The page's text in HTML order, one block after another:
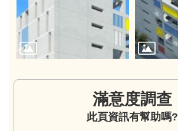
滿意度調查
此頁資訊有幫助嗎?